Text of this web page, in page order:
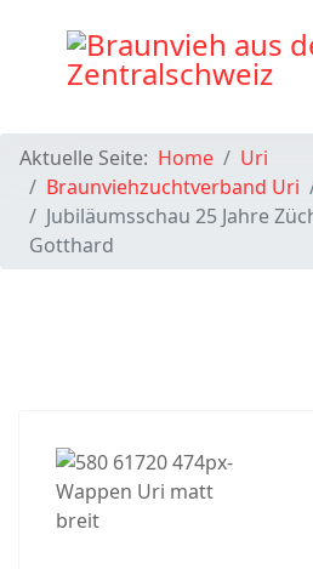
Aktuelle Seite: Home
Uri
Braunviehzuchtverband Uri
Jubiläumsschau 25 Jahre
Gotthard